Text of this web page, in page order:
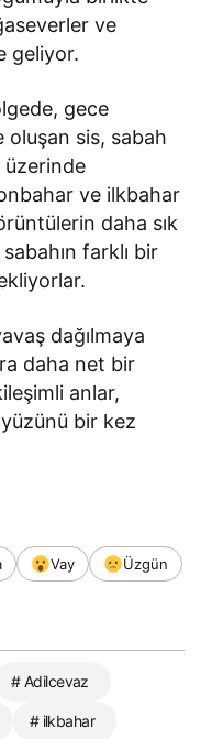
ve
geliyor.
gece
oluşan sis, sabah
üzerinde
ve ilkbahar
daha sık
farklı bir
dağılmaya
daha net bir
anlar,
bir kez
Vay
Üzgün
# Adilcevaz
# ilkbahar